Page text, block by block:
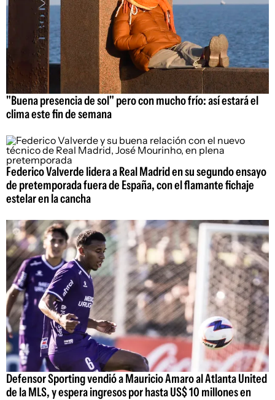
"Buena presencia de sol" pero con mucho frío: así estará el
clima este fin de semana
Federico Valverde lidera a Real Madrid en su segundo ensayo
de pretemporada fuera de España, con el flamante fichaje
estelar en la cancha
Defensor Sporting vendió a Mauricio Amaro al Atlanta United
de la MLS, y espera ingresos por hasta US$ 10 millones en